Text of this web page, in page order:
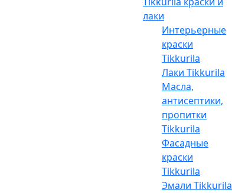
лаки
Интерьерные
краски
Tikkurila
Лаки Tikkurila
Масла,
антисептики,
пропитки
Tikkurila
Фасадные
краски
Tikkurila
Эмали Tikkurila